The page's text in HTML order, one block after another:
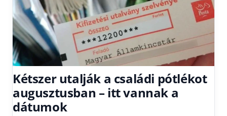
Kétszer utalják a családi pótlékot
augusztusban – itt vannak a
dátumok